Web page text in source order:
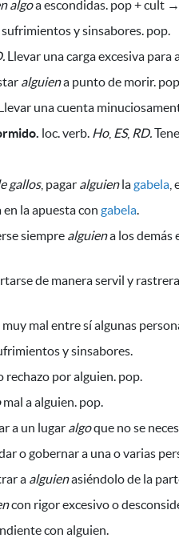
algoa escondidas. pop + cult
y sinsabores. pop.
Llevar una carga excesiva para
alguiena punto de morir.
una cuenta
loc. verb. Ho, ES, RD.
gallos, pagar alguienlagabela
la apuesta con gabela.
siempre alguiena los demás
de manera servil y
muy mal entre sí algunas
y sinsabores.
rechazo por alguien. pop.
mal a alguien. pop.
a un lugar algoque no se
o gobernar a una o varias
a alguienasiéndolo de la
con rigor excesivo o
con alguien.